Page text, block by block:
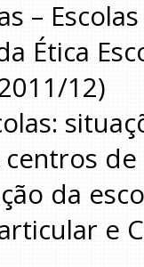
–
Ética
12)
da
e